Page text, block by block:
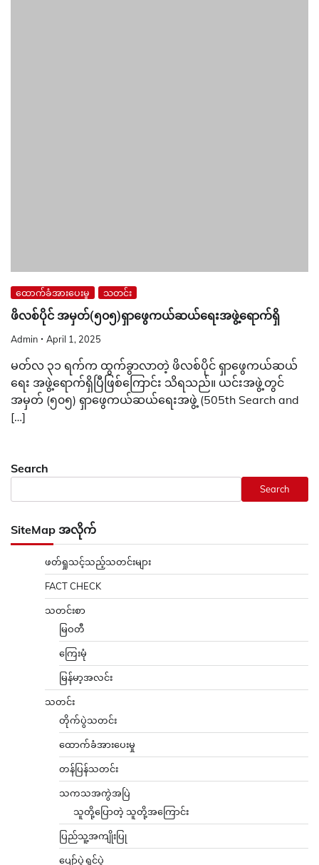
ထောက်ခံအားပေးမှု သတင်း
ဖိလစ်ပိုင် အမှတ်(၅၀၅)ရှာဖွေကယ်ဆယ်ရေးအဖွဲ့ရောက်ရှိ
Admin April 1, 2025
မတ်လ ၃၁ ရက်က ထွက်ခွာလာတဲ့ ဖိလစ်ပိုင် ရှာဖွေကယ်ဆယ်
ရေး အဖွဲ့ရောက်ရှိပြီဖြစ်ကြောင်း သိရသည်။ ယင်းအဖွဲ့တွင်
အမှတ် (၅၀၅) ရှာဖွေကယ်ဆယ်ရေးအဖွဲ့ (505th Search and
[…]
Search
Search
SiteMap အလိုက်
ဖတ်ရှုသင့်သည့်သတင်းများ
FACT CHECK
သတင်းစာ
မြဝတီ
ကြေးမုံ
မြန်မာ့အလင်း
သတင်း
တိုက်ပွဲသတင်း
ထောက်ခံအားပေးမှု
တန်ပြန်သတင်း
သကသအကွဲအပြဲ
သူတို့ပြောတဲ့ သူတို့အကြောင်း
ပြည်သူ့အကျိုးပြု
ပျော်ပွဲရွှင်ပွဲ